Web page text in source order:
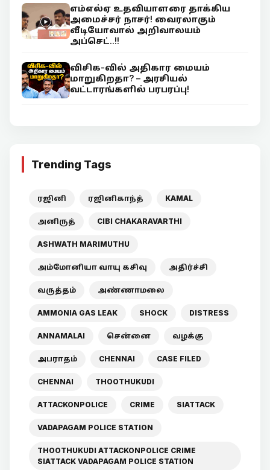
எம்எல்ஏ உதவியாளரை தாக்கிய
அமைச்சர் நாசர்! வைரலாகும்
வீடியோவால் அறிவாலயம்
அப்செட்..!!
விசிக-வில் அதிகார மையம்
மாறுகிறதா? – அரசியல்
வட்டாரங்களில் பரபரப்பு!
Trending Tags
ரஜினி ரஜினிகாந்த் KAMAL
அனிருத் CIBI CHAKARAVARTHI
ASHWATH MARIMUTHU
அம்மோனியா வாயு கசிவு அதிர்ச்சி
வருத்தம் அண்ணாமலை
AMMONIA GAS LEAK SHOCK DISTRESS
ANNAMALAI சென்னை வழக்கு
அபராதம் CHENNAI CASE FILED
CHENNAI THOOTHUKUDI
ATTACKONPOLICE CRIME SIATTACK
VADAPAGAM POLICE STATION
THOOTHUKUDI ATTACKONPOLICE CRIME
SIATTACK VADAPAGAM POLICE STATION